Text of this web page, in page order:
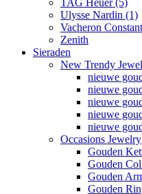
TAG Heuer(5)
Ulysse Nardin (1)
Vacheron
Zenith
Sieraden
New Trendy
nieuwe
nieuwe
nieuwe
nieuwe
nieuwe
Occasions Jewelry
Gouden
Gouden
Gouden
Gouden